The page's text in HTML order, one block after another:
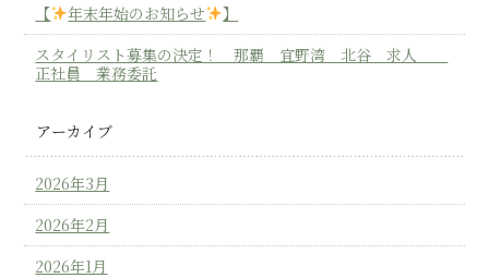
【
年末年始のお知らせ
】
スタイリスト募集の決定！ 那覇 宜野湾 北谷 求人
正社員 業務委託
アーカイブ
2026年3月
2026年2月
2026年1月